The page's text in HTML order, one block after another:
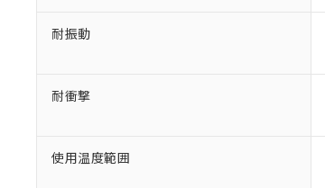
耐振動
耐衝撃
使用温度範囲